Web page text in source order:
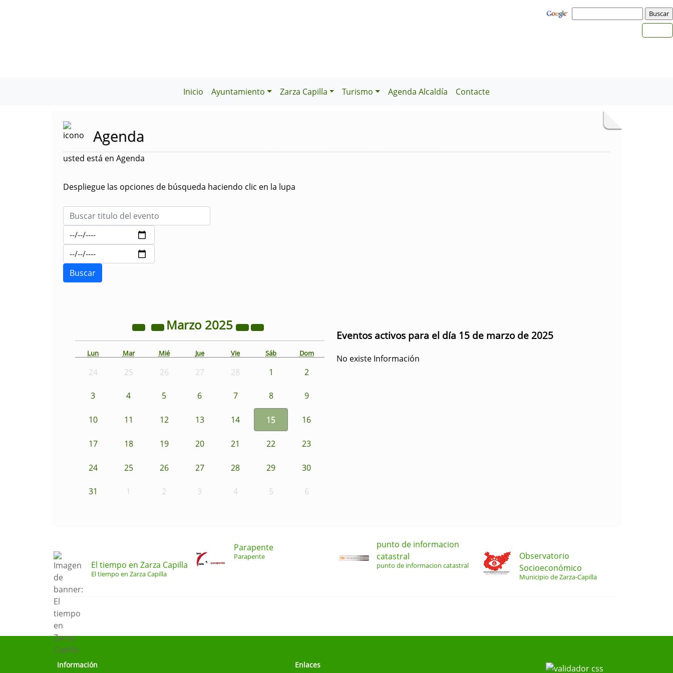
Inicio Ayuntamiento Zarza Capilla Turismo Agenda Alcaldía Contacte
Agenda
usted está en Agenda
Despliegue las opciones de búsqueda haciendo clic en la lupa
Marzo 2025
Lun Mar Mié Jue Vie Sáb Dom
24 25 26 27 28 1 2
3 4 5 6 7 8 9
10 11 12 13 14 15 16
17 18 19 20 21 22 23
24 25 26 27 28 29 30
31 1 2 3 4 5 6
Eventos activos para el día 15 de marzo de 2025
No existe Información
El tiempo en Zarza Capilla
El tiempo en Zarza Capilla
Parapente
Parapente
punto de informacion
catastral
punto de informacion catastral
Observatorio
Socioeconómico
Municipio de Zarza-Capilla
Información Enlaces